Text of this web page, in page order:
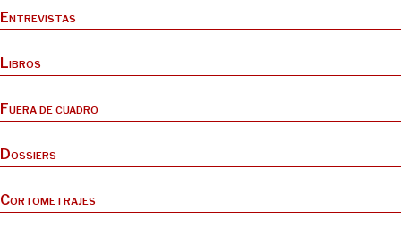
Entrevistas
Libros
Fuera de cuadro
Dossiers
Cortometrajes